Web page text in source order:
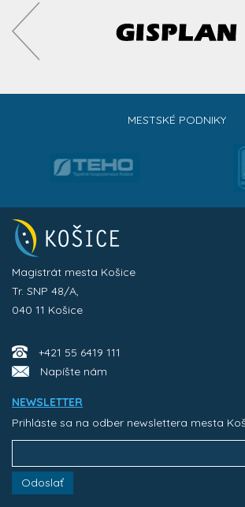
MESTSKÉ PODNIKY
Magistrát mesta Košice
Tr. SNP 48/A,
040 11 Košice
+421 55 6419 111
Napíšte nám
NEWSLETTER
Prihláste sa na odber newslettera mesta
Odoslať